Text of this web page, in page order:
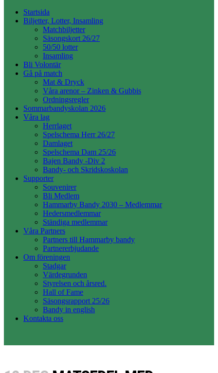
Startsida
Biljetter, Lotter, Insamling
Matchbiljetter
Säsongskort 26/27
50/50 lotter
Insamling
Bli Volontär
Gå på match
Mat & Dryck
Våra arenor – Zinken & Gubbis
Ordningsregler
Sommarbandyskolan 2026
Våra lag
Herrlaget
Spelschema Herr 26/27
Damlaget
Spelschema Dam 25/26
Bajen Bandy -Div 2
Bandy- och Skridskoskolan
Supporter
Souvenirer
Bli Medlem
Hammarby Bandy 2030 – Medlemmar
Hedersmedlemmar
Ständiga medlemmar
Våra Partners
Partners till Hammarby bandy
Partnererbjudande
Om föreningen
Stadgar
Värdegrunden
Styrelsen och årsred.
Hall of Fame
Säsongsrapport 25/26
Bandy in english
Kontakta oss